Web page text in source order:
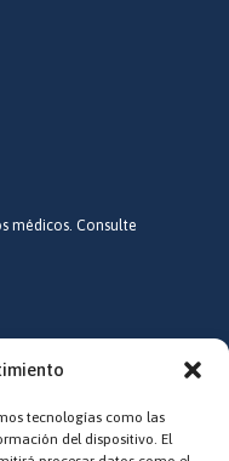
tecnologías como las
del dispositivo. El
médicos. Consulte
e Instagram